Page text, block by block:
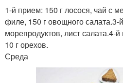
1-й прием: 150 г лосося, чай с
филе, 150 г овощного салата.3-
морепродуктов, лист салата.4-
10 г орехов.
Среда